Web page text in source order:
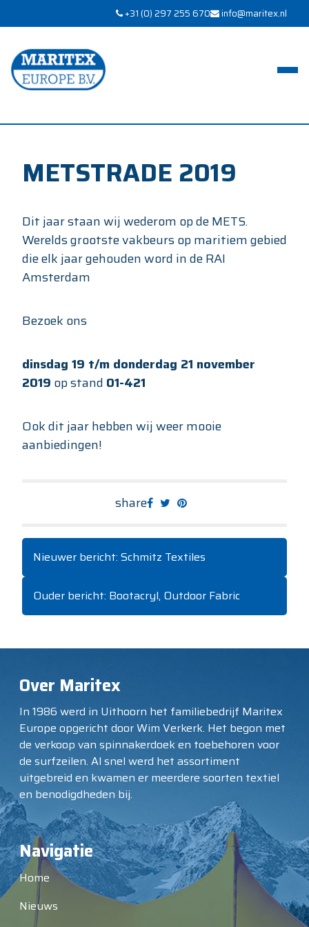
+31 (0) 297 255 670 info@maritex.nl
METSTRADE 2019
Dit jaar staan wij wederom op de METS.
Werelds grootste vakbeurs op maritiem gebied
die elk jaar gehouden word in de RAI
Amsterdam
Bezoek ons
dinsdag 19 t/m donderdag 21 november
2019 op stand 01-421
Ook dit jaar hebben wij weer mooie
aanbiedingen!
share
Nieuwer bericht: Schmitz Textiles
Ouder bericht: Bootacryl, Outdoor Fabric
Over Maritex
In 1986 werd in Uithoorn het familiebedrijf Maritex
Europe opgericht door Wim Verkerk. Het begon met
de verkoop van spinnakerdoek en toebehoren voor
de surfzeilen. Al snel werd het assortiment
uitgebreid en kwamen er meerdere soorten textiel
en benodigdheden bij.
Navigatie
Home
Nieuws